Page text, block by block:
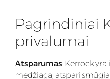
Pagrindiniai
privalumai
Atsparumas: Kerrock
medžiaga, atspari